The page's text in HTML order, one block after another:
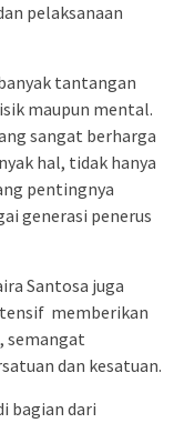
pelaksanaan
tantangan
maupun mental.
sangat berharga
hal, tidak hanya
pentingnya
generasi penerus
Santosa juga
memberikan
semangat
dan kesatuan.
bagian dari